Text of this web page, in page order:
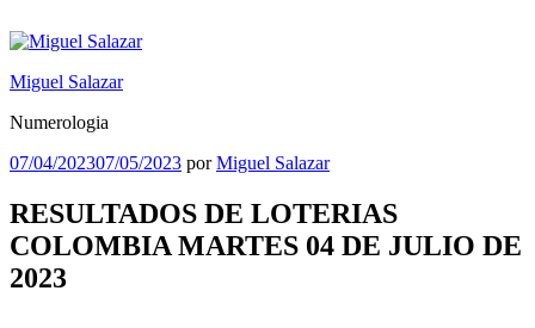
al
Miguel Salazar
Numerologia
Publicado
07/04/202307/05/2023 porMiguel Salazar
RESULTADOS DE LOTERIAS
COLOMBIA MARTES 04 DE JULIO DE
2023